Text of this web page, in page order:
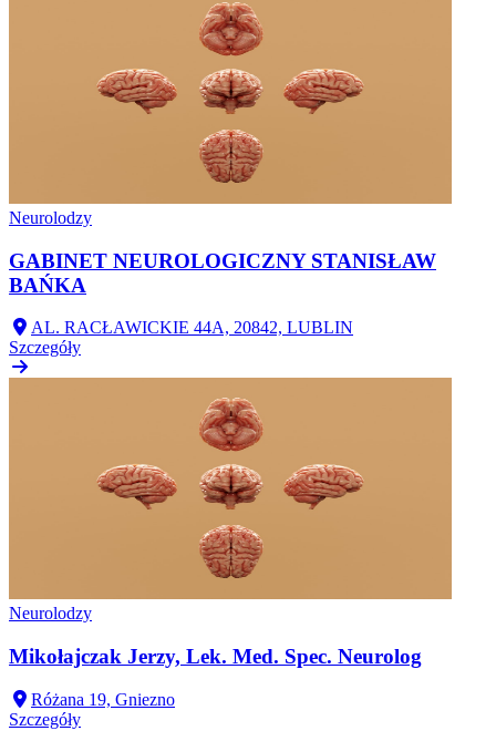
Neurolodzy
GABINET NEUROLOGICZNY STANISŁAW
BAŃKA
AL. RACŁAWICKIE 44A, 20842, LUBLIN
Szczegóły
Neurolodzy
Mikołajczak Jerzy, Lek. Med. Spec. Neurolog
Różana 19, Gniezno
Szczegóły